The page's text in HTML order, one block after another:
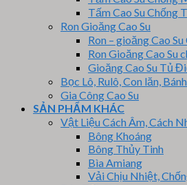
Tấm Cao Su Chống
Ron Gioăng Cao Su
Ron – gioăng Cao Su
Ron Gioăng Cao Su
Gioăng Cao Su Tủ
Bọc Lô, Rulô, Con lăn,
Gia Công Cao Su
SẢN PHẨM KHÁC
Vật Liệu Cách Âm, Cách
Bông Khoáng
Bông Thủy Tinh
Bìa Amiang
Vải Chịu Nhiệt,